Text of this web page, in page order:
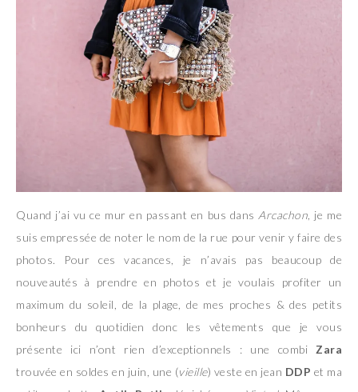
Quand j’ai vu ce mur en passant en bus dans Arcachon , je me
suis empressée de noter le nom de la rue pour venir y faire des
photos. Pour ces vacances, je n’avais pas beaucoup de
nouveautés à prendre en photos et je voulais profiter un
maximum du soleil, de la plage, de mes proches & des petits
bonheurs du quotidien donc les vêtements que je vous
présente ici n’ont rien d’exceptionnels : une combi Zara
trouvée en soldes en juin, une (vieille) veste en jean DDP et ma